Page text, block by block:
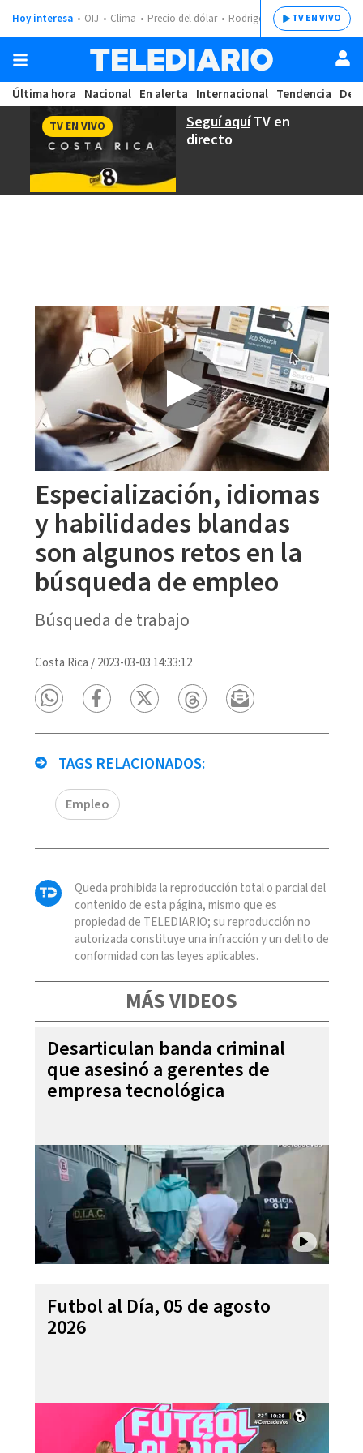
Hoy interesa OIJ Clima Precio del dólar Rodrigo ChavesTV EN VIVO
Última hora Nacional En alerta Internacional Tendencia
Seguí aquíTV en
directo
TV EN VIVO
Especialización, idiomas
y habilidades blandas
son algunos retos en la
búsqueda de empleo
Búsqueda de trabajo
Costa Rica /2023-03-03 14:33:12
TAGS RELACIONADOS:
Empleo
Queda prohibida la reproducción total o parcial del
contenido de esta página, mismo que es
propiedad de TELEDIARIO; su reproducción no
autorizada constituye una infracción y un delito de
conformidad con las leyes aplicables.
MÁS VIDEOS
Desarticulan banda criminal
que asesinó a gerentes de
empresa tecnológica
Futbol al Día, 05 de agosto
2026